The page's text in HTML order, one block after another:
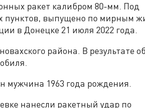
ракет калибром 80-мм. Под
пунктов, выпущено по мирным
в Донецке 21 июля 2022 года.
района. В результате
мужчина 1963 года рождения.
нанесли ракетный удар по